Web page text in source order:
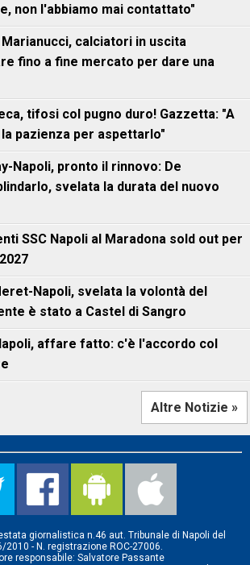
non l'abbiamo mai contattato"
calciatori in uscita
fino a fine mercato per dare una
tifosi col pugno duro! Gazzetta: "A
pazienza per aspettarlo"
Napoli, pronto il rinnovo: De
svelata la durata del nuovo
SSC Napoli al Maradona sold out per
Napoli, svelata la volontà del
è stato a Castel di Sangro
affare fatto: c'è l'accordo col
Altre Notizie »
giornalistica n.46 aut. Tribunale di Napoli del
2010 - N. registrazione ROC-27006.
responsabile: Salvatore Passante